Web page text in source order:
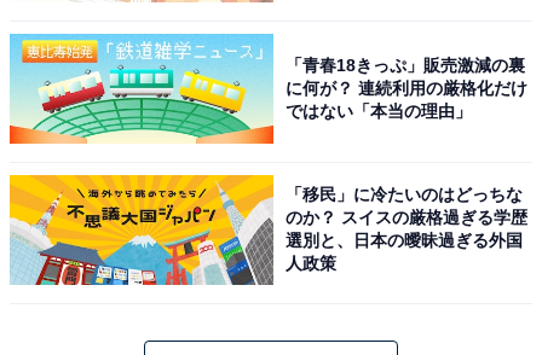
「青春18きっぷ」販売激減の裏
に何が？ 連続利用の厳格化だけ
ではない「本当の理由」
「移民」に冷たいのはどっちな
のか？ スイスの厳格過ぎる学歴
選別と、日本の曖昧過ぎる外国
人政策